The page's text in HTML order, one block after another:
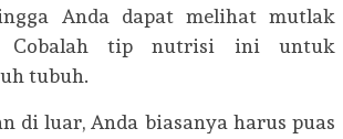
Anda dapat melihat mutlak
Cobalah tip nutrisi ini untuk
tubuh.
di luar, Anda biasanya harus puas